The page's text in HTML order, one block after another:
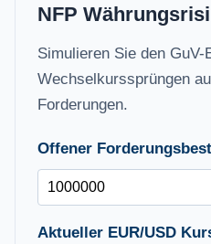
NFP
Simulieren Sie den GuV-
Wechselkurssprüngen
Forderungen.
Offener
Aktueller EUR/USD